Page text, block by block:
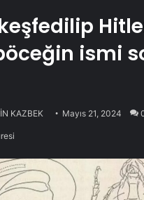
ismi
KAZBEK Mayıs 21, 2024